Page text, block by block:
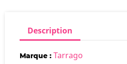
Description
Marque : Tarrago